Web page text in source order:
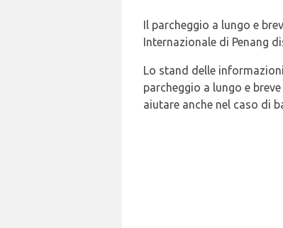
Il parcheggio a lungo e
Internazionale di Penang
Lo stand delle
parcheggio a lungo e
aiutare anche nel caso di